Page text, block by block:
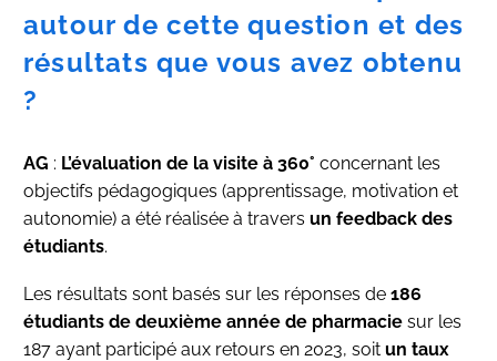
autour de cette question et des
résultats que vous avez obtenu
?
AG : L’évaluation de la visite à 360° concernant les
objectifs pédagogiques (apprentissage, motivation et
autonomie) a été réalisée à travers un feedback des
étudiants.
Les résultats sont basés sur les réponses de 186
étudiants de deuxième année de pharmacie sur les
187 ayant participé aux retours en 2023, soit un taux